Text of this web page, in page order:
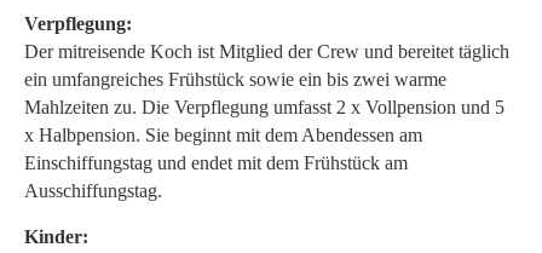
Verpflegung:
Der mitreisende Koch ist Mitglied der Crew und bereitet täglich
ein umfangreiches Frühstück sowie ein bis zwei warme
Mahlzeiten zu. Die Verpflegung umfasst 2 x Vollpension und 5
x Halbpension. Sie beginnt mit dem Abendessen am
Einschiffungstag und endet mit dem Frühstück am
Ausschiffungstag.
Kinder: